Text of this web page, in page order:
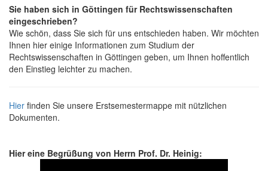
Sie haben sich in Göttingen für Rechtswissenschaften
eingeschrieben?
Wie schön, dass Sie sich für uns entschieden haben. Wir möchten
Ihnen hier einige Informationen zum Studium der
Rechtswissenschaften in Göttingen geben, um Ihnen hoffentlich
den Einstieg leichter zu machen.
Hier finden Sie unsere Erstsemestermappe mit nützlichen
Dokumenten.
Hier eine Begrüßung von Herrn Prof. Dr. Heinig: